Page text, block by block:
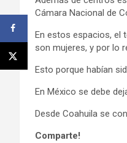
Cámara Nacional de
En estos espacios, el
son mujeres, y por lo
Esto porque habían
En México se debe
Desde Coahuila se
Comparte!